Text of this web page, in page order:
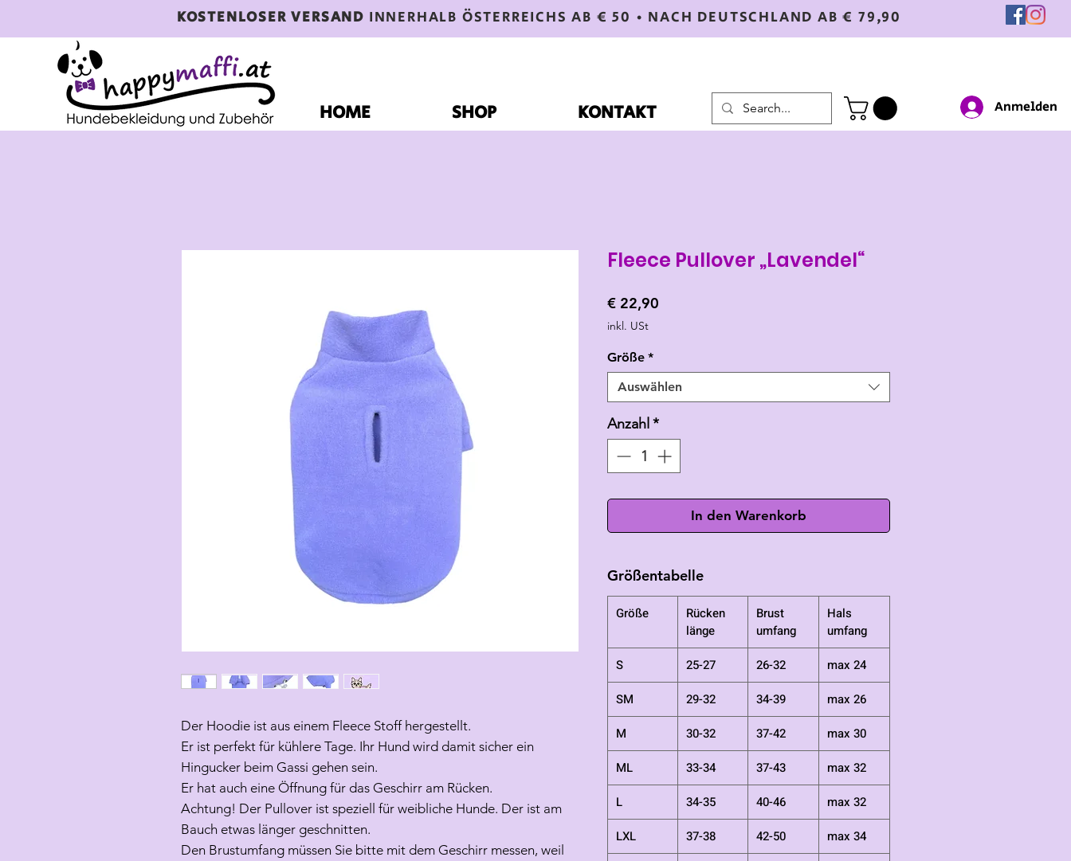
KOSTENLOSER VERSAND INNERHALB ÖSTERREICHS AB € 50 • NACH DEUTSCHLAND AB € 79,90
HOME SHOP KONTAKT Anmelden
Der Hoodie ist aus einem Fleece Stoff hergestellt.
Er ist perfekt für kühlere Tage. Ihr Hund wird damit sicher ein
Hingucker beim Gassi gehen sein.
Er hat auch eine Öffnung für das Geschirr am Rücken.
Achtung! Der Pullover ist speziell für weibliche Hunde. Der ist am
Bauch etwas länger geschnitten.
Den Brustumfang müssen Sie bitte mit dem Geschirr messen, weil
Fleece Pullover „Lavendel“
€ 22,90
inkl. USt
Größe *
Auswählen
Anzahl *
In den Warenkorb
Größentabelle
Größe
Rücken
länge
Brust
umfang
Hals
umfang
S
25-27 26-32
max 24
SM
29-32 34-39
max 26
M
30-32 37-42
max 30
ML
33-34 37-43
max 32
L
34-35 40-46
max 32
LXL
37-38 42-50
max 34